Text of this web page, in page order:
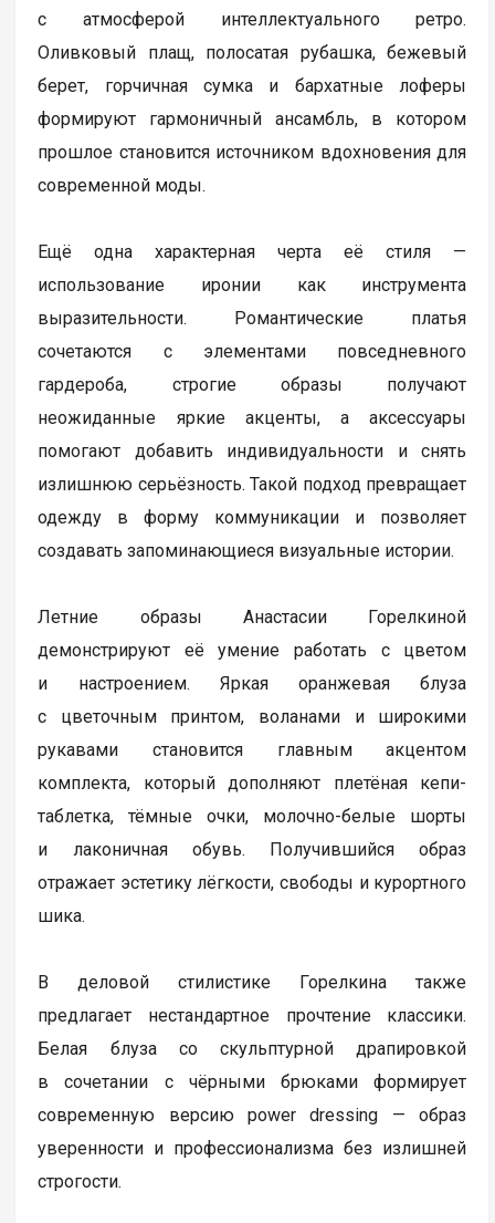
с атмосферой интеллектуального ретро.
Оливковый плащ, полосатая рубашка, бежевый
берет, горчичная сумка и бархатные лоферы
формируют гармоничный ансамбль, в котором
прошлое становится источником вдохновения для
современной моды.
Ещё одна характерная черта её стиля —
использование иронии как инструмента
выразительности. Романтические платья
сочетаются с элементами повседневного
гардероба, строгие образы получают
неожиданные яркие акценты, а аксессуары
помогают добавить индивидуальности и снять
излишнюю серьёзность. Такой подход превращает
одежду в форму коммуникации и позволяет
создавать запоминающиеся визуальные истории.
Летние образы Анастасии Горелкиной
демонстрируют её умение работать с цветом
и настроением. Яркая оранжевая блуза
с цветочным принтом, воланами и широкими
рукавами становится главным акцентом
комплекта, который дополняют плетёная кепи-
таблетка, тёмные очки, молочно-белые шорты
и лаконичная обувь. Получившийся образ
отражает эстетику лёгкости, свободы и курортного
шика.
В деловой стилистике Горелкина также
предлагает нестандартное прочтение классики.
Белая блуза со скульптурной драпировкой
в сочетании с чёрными брюками формирует
современную версию power dressing — образ
уверенности и профессионализма без излишней
строгости.